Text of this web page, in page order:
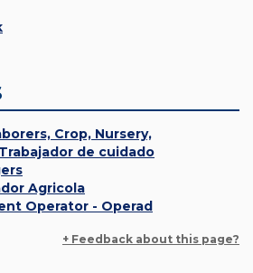
Crop, Nursery,
de cuidado
Agricola
Operator - Operad
+ Feedback about this page?